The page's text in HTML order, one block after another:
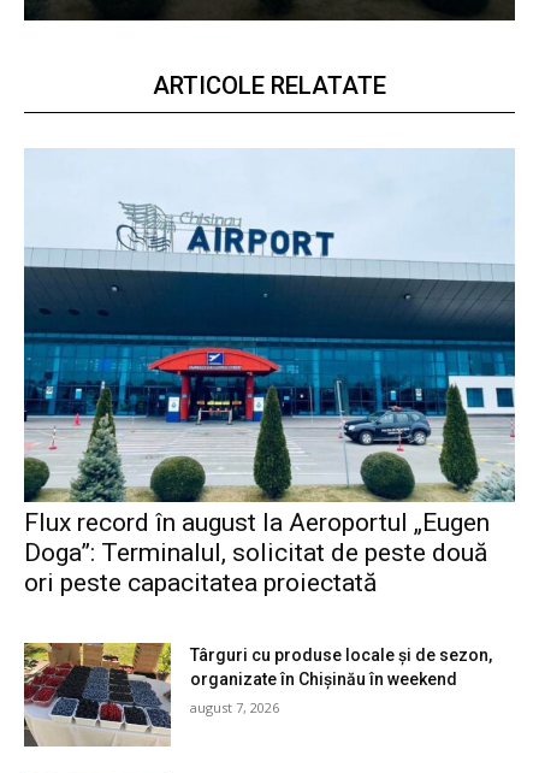
ARTICOLE RELATATE
Flux record în august la Aeroportul „Eugen
Doga”: Terminalul, solicitat de peste două
ori peste capacitatea proiectată
Târguri cu produse locale și de sezon,
organizate în Chișinău în weekend
august 7, 2026